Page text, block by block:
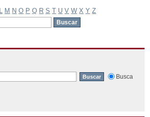
M N O P Q R S T U V W X Y Z
Busca